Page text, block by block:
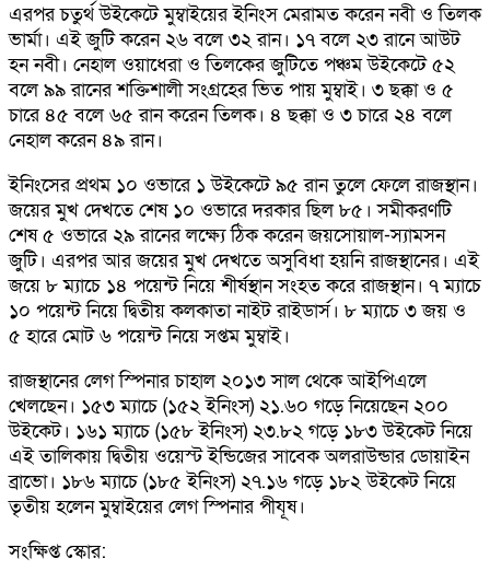
এরপর চতুর্থ উইকেটে মুম্বাইয়ের ইনিংস মেরামত করেন নবী ও তিলক
ভার্মা। এই জুটি করেন ২৬ বলে ৩২ রান। ১৭ বলে ২৩ রানে আউট
হন নবী। নেহাল ওয়াধেরা ও তিলকের জুটিতে পঞ্চম উইকেটে ৫২
বলে ৯৯ রানের শক্তিশালী সংগ্রহের ভিত পায় মুম্বাই। ৩ ছক্কা ও ৫
চারে ৪৫ বলে ৬৫ রান করেন তিলক। ৪ ছক্কা ও ৩ চারে ২৪ বলে
নেহাল করেন ৪৯ রান।
ইনিংসের প্রথম ১০ ওভারে ১ উইকেটে ৯৫ রান তুলে ফেলে রাজস্থান।
জয়ের মুখ দেখতে শেষ ১০ ওভারে দরকার ছিল ৮৫। সমীকরণটি
শেষ ৫ ওভারে ২৯ রানের লক্ষ্যে ঠিক করেন জয়সোয়াল-স্যামসন
জুটি। এরপর আর জয়ের মুখ দেখতে অসুবিধা হয়নি রাজস্থানের। এই
জয়ে ৮ ম্যাচে ১৪ পয়েন্ট নিয়ে শীর্ষস্থান সংহত করে রাজস্থান। ৭ ম্যাচে
১০ পয়েন্ট নিয়ে দ্বিতীয় কলকাতা নাইট রাইডার্স। ৮ ম্যাচে ৩ জয় ও
৫ হারে মোট ৬ পয়েন্ট নিয়ে সপ্তম মুম্বাই।
রাজস্থানের লেগ স্পিনার চাহাল ২০১৩ সাল থেকে আইপিএলে
খেলছেন। ১৫৩ ম্যাচে (১৫২ ইনিংস) ২১.৬০ গড়ে নিয়েছেন ২০০
উইকেট। ১৬১ ম্যাচে (১৫৮ ইনিংস) ২৩.৮২ গড়ে ১৮৩ উইকেট নিয়ে
এই তালিকায় দ্বিতীয় ওয়েস্ট ইন্ডিজের সাবেক অলরাউন্ডার ডোয়াইন
ব্রাভো। ১৮৬ ম্যাচে (১৮৫ ইনিংস) ২৭.১৬ গড়ে ১৮২ উইকেট নিয়ে
তৃতীয় হলেন মুম্বাইয়ের লেগ স্পিনার পীযূষ।
সংক্ষিপ্ত স্কোর: